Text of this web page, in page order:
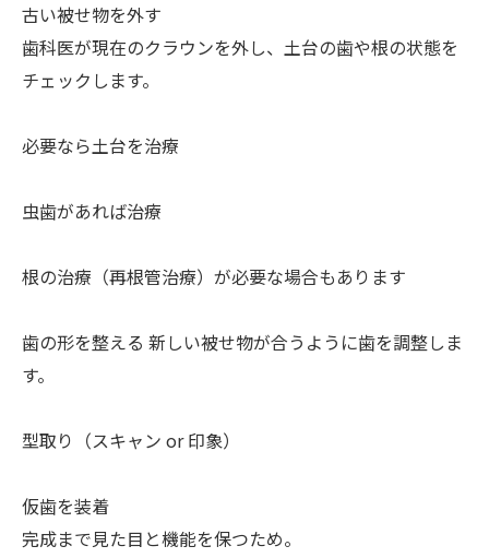
古い被せ物を外す
歯科医が現在のクラウンを外し、土台の歯や根の状態を
チェックします。
必要なら土台を治療
虫歯があれば治療
根の治療（再根管治療）が必要な場合もあります
歯の形を整える 新しい被せ物が合うように歯を調整しま
す。
型取り（スキャン or 印象）
仮歯を装着
完成まで見た目と機能を保つため。